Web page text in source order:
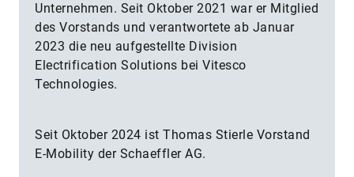
Unternehmen. Seit Oktober 2021 war er Mitglied
des Vorstands und verantwortete ab Januar
2023 die neu aufgestellte Division
Electrification Solutions bei Vitesco
Technologies.
Seit Oktober 2024 ist Thomas Stierle Vorstand
E-Mobility der Schaeffler AG.